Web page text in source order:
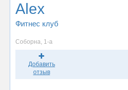
Alex
Фитнес клуб
Соборна, 1-а
Добавить
отзыв